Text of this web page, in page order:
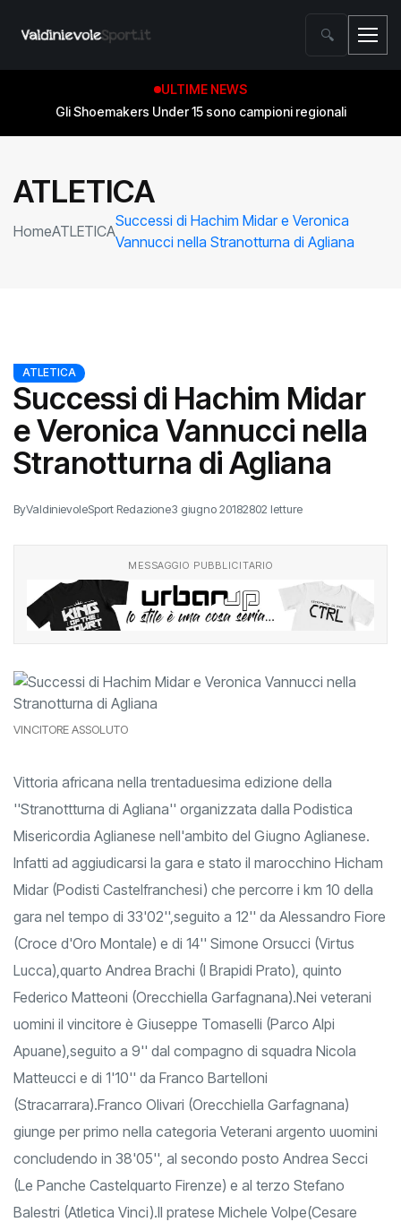
🔍
ULTIME NEWS
Gli Shoemakers Under 15 sono campioni regionali
ATLETICA
HomeATLETICA
Successi di Hachim Midar e Veronica
Vannucci nella Stranotturna di Agliana
ATLETICA
Successi di Hachim Midar
e Veronica Vannucci nella
Stranotturna di Agliana
ByValdinievoleSport Redazione3 giugno 20182802 letture
MESSAGGIO PUBBLICITARIO
VINCITORE ASSOLUTO
Vittoria africana nella trentaduesima edizione della
''Stranottturna di Agliana'' organizzata dalla Podistica
Misericordia Aglianese nell'ambito del Giugno Aglianese.
Infatti ad aggiudicarsi la gara e stato il marocchino Hicham
Midar (Podisti Castelfranchesi) che percorre i km 10 della
gara nel tempo di 33'02'',seguito a 12'' da Alessandro Fiore
(Croce d'Oro Montale) e di 14'' Simone Orsucci (Virtus
Lucca),quarto Andrea Brachi (I Brapidi Prato), quinto
Federico Matteoni (Orecchiella Garfagnana).Nei veterani
uomini il vincitore è Giuseppe Tomaselli (Parco Alpi
Apuane),seguito a 9'' dal compagno di squadra Nicola
Matteucci e di 1'10'' da Franco Bartelloni
(Stracarrara).Franco Olivari (Orecchiella Garfagnana)
giunge per primo nella categoria Veterani argento uuomini
concludendo in 38'05'', al secondo posto Andrea Secci
(Le Panche Castelquarto Firenze) e al terzo Stefano
Balestri (Atletica Vinci).Il pratese Michele Volpe(Cesare